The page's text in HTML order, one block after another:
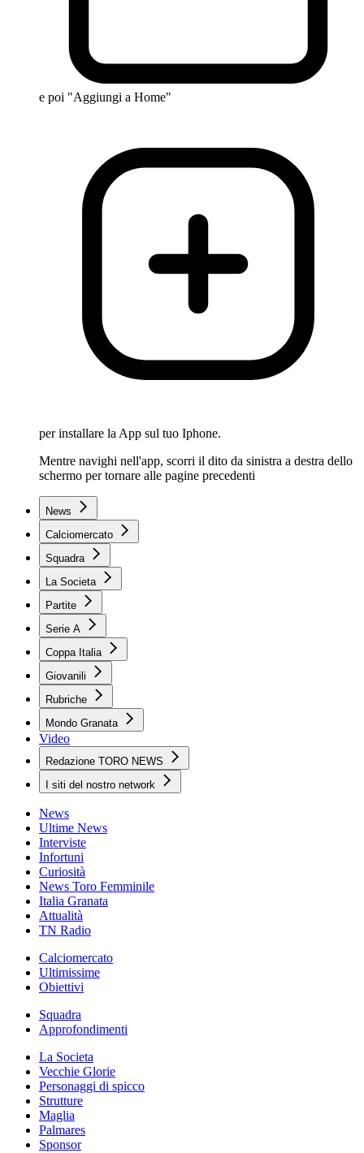
e poi "Aggiungi a Home"
per installare la App sul tuo Iphone.
Mentre navighi nell'app, scorri il dito da sinistra a destra dello
schermo per tornare alle pagine precedenti
News
Calciomercato
Squadra
La Societa
Partite
Serie A
Coppa Italia
Giovanili
Rubriche
Mondo Granata
Video
Redazione TORO NEWS
I siti del nostro network
News
Ultime News
Interviste
Infortuni
Curiosità
News Toro Femminile
Italia Granata
Attualità
TN Radio
Calciomercato
Ultimissime
Obiettivi
Squadra
Approfondimenti
La Societa
Vecchie Glorie
Personaggi di spicco
Strutture
Maglia
Palmares
Sponsor